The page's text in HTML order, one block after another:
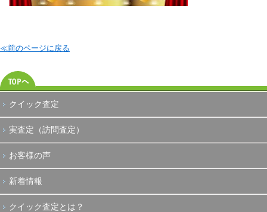
≪前のページに戻る
クイック査定
実査定（訪問査定）
お客様の声
新着情報
クイック査定とは？